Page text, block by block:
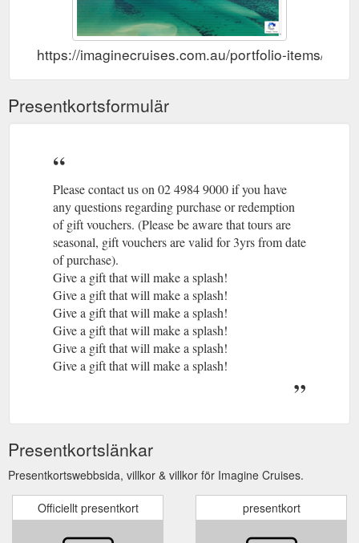
https://imaginecruises.com.au/portfolio-items/gift-
Presentkortsformulär
Please contact us on 02 4984 9000 if you have
any questions regarding purchase or redemption
of gift vouchers. (Please be aware that tours are
seasonal, gift vouchers are valid for 3yrs from date
of purchase).
Give a gift that will make a splash!
Give a gift that will make a splash!
Give a gift that will make a splash!
Give a gift that will make a splash!
Give a gift that will make a splash!
Give a gift that will make a splash!
Presentkortslänkar
Presentkortswebbsida, villkor & villkor för Imagine Cruises.
Officiellt presentkort presentkort